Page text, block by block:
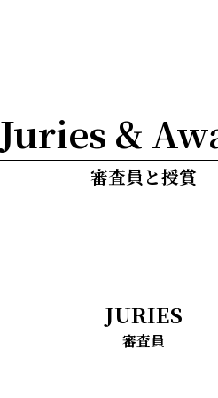
Juries &
審査員と授賞
JURIES
審査員